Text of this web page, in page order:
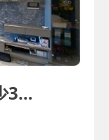
鳳山｜瑞隆衛武營｜稀少3房平車｜衛浴開窗｜免裝潢